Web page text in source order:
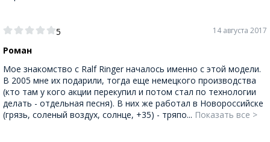
5
Роман
14 августа 2017
Мое знакомство с Ralf Ringer началось именно с этой модели.
В 2005 мне их подарили, тогда еще немецкого производства
(кто там у кого акции перекупил и потом стал по технологии
делать - отдельная песня). В них же работал в Новороссийске
(грязь, соленый воздух, солнце, +35) - тряпо... Показать все >